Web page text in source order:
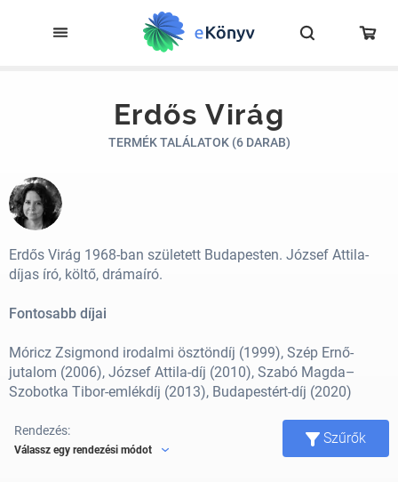
Erdős Virág
TERMÉK TALÁLATOK (6 DARAB)
Erdős Virág 1968-ban született Budapesten. József Attila-
díjas író, költő, drámaíró.
Fontosabb díjai
Móricz Zsigmond irodalmi ösztöndíj (1999), Szép Ernő-
jutalom (2006), József Attila-díj (2010), Szabó Magda–
Szobotka Tibor-emlékdíj (2013), Budapestért-díj (2020)
Rendezés:
Válassz egy rendezési módot
Szűrők